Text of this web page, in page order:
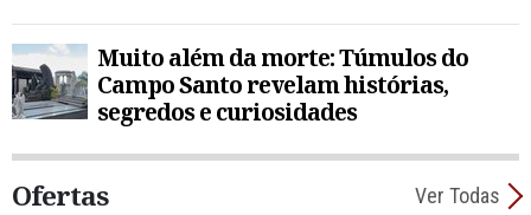
Muito além da morte: Túmulos do
Campo Santo revelam histórias,
segredos e curiosidades
Ofertas Ver Todas